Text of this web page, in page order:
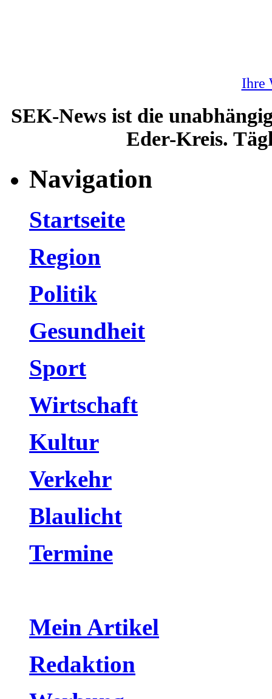
Ihre
SEK-News ist die
Eder-Kreis.
Navigation
Startseite
Region
Politik
Gesundheit
Sport
Wirtschaft
Kultur
Verkehr
Blaulicht
Termine
Mein Artikel
Redaktion